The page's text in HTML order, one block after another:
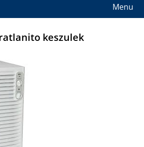
Menu
keszulek